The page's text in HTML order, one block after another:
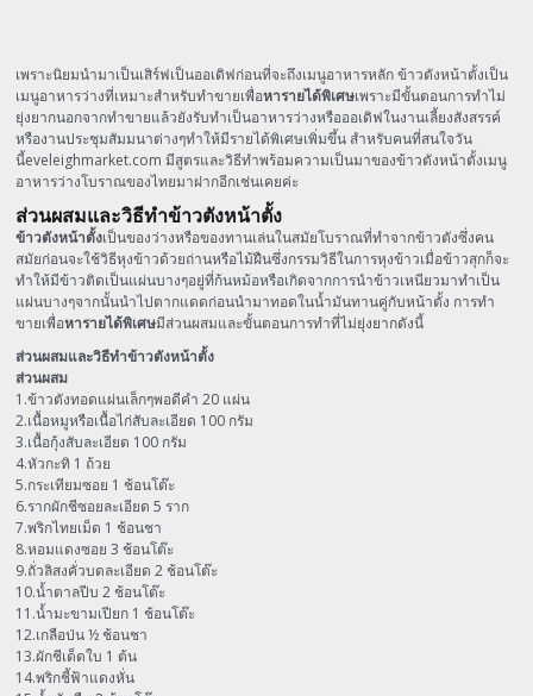
เพราะนิยมนำมาเป็นเสิร์ฟเป็นออเดิฟก่อนที่จะถึงเมนูอาหารหลัก ข้าวตังหน้าตั้งเป็น
เมนูอาหารว่างที่เหมาะสำหรับทำขายเพื่อหารายได้พิเศษเพราะมีขั้นตอนการทำไม่
ยุ่งยากนอกจากทำขายแล้วยังรับทำเป็นอาหารว่างหรือออเดิฟในงานเลี้ยงสังสรรค์
หรืองานประชุมสัมมนาต่างๆทำให้มีรายได้พิเศษเพิ่มขึ้น สำหรับคนที่สนใจวัน
นี้eveleighmarket.com มีสูตรและวิธีทำพร้อมความเป็นมาของข้าวตังหน้าตั้งเมนู
อาหารว่างโบราณของไทยมาฝากอีกเช่นเคยค่ะ
ส่วนผสมและวิธีทำข้าวตังหน้าตั้ง
ข้าวตังหน้าตั้งเป็นของว่างหรือของทานเล่นในสมัยโบราณที่ทำจากข้าวตังซึ่งคน
สมัยก่อนจะใช้วิธีหุงข้าวด้วยถ่านหรือไม้ฝืนซึ่งกรรมวิธีในการหุงข้าวเมื่อข้าวสุกก็จะ
ทำให้มีข้าวติดเป็นแผ่นบางๆอยู่ที่ก้นหม้อหรือเกิดจากการนำข้าวเหนียวมาทำเป็น
แผ่นบางๆจากนั้นนำไปตากแดดก่อนนำมาทอดในน้ำมันทานคู่กับหน้าตั้ง การทำ
ขายเพื่อหารายได้พิเศษมีส่วนผสมและขั้นตอนการทำที่ไม่ยุ่งยากดังนี้
ส่วนผสมและวิธีทำข้าวตังหน้าตั้ง
ส่วนผสม
1.ข้าวตังทอดแผ่นเล็กๆพอดีคำ 20 แผ่น
2.เนื้อหมูหรือเนื้อไก่สับละเอียด 100 กรัม
3.เนื้อกุ้งสับละเอียด 100 กรัม
4.หัวกะทิ 1 ถ้วย
5.กระเทียมซอย 1 ช้อนโต๊ะ
6.รากผักชีซอยละเอียด 5 ราก
7.พริกไทยเม็ด 1 ช้อนชา
8.หอมแดงซอย 3 ช้อนโต๊ะ
9.ถั่วลิสงคั่วบดละเอียด 2 ช้อนโต๊ะ
10.น้ำตาลปีบ 2 ช้อนโต๊ะ
11.น้ำมะขามเปียก 1 ช้อนโต๊ะ
12.เกลือป่น ½ ช้อนชา
13.ผักชีเด็ดใบ 1 ต้น
14.พริกชี้ฟ้าแดงหั่น